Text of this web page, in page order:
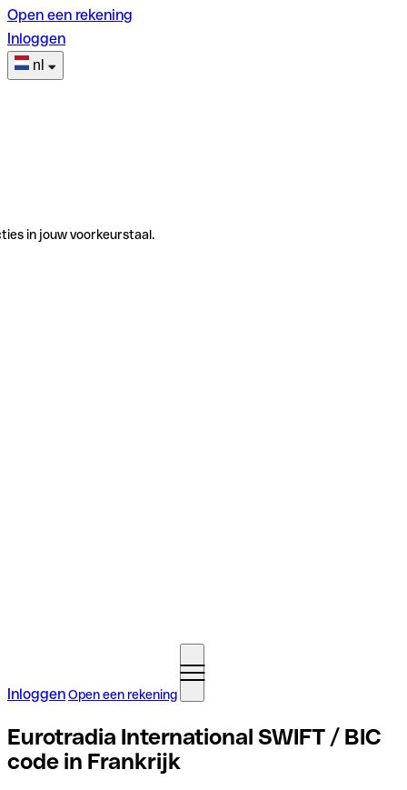
Open een rekening
Inloggen
nl
in jouw voorkeurstaal.
InloggenOpen een rekening
Eurotradia International SWIFT / BIC
code in Frankrijk